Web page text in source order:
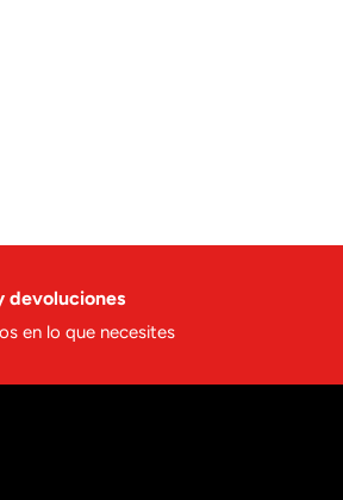
devoluciones
en lo que necesites